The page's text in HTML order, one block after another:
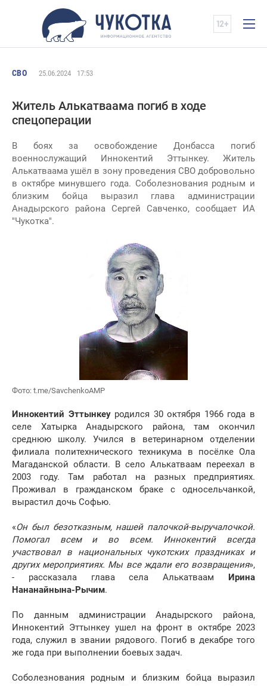
СВО 25.06.2024 17:53
Житель Алькатваама погиб в ходе
спецоперации
В боях за освобождение Донбасса погиб
военнослужащий Иннокентий Эттынкеу. Житель
Алькатваама ушёл в зону проведения СВО добровольно
в октябре минувшего года. Соболезнования родным и
близким бойца выразил глава администрации
Анадырского района Сергей Савченко, сообщает ИА
"Чукотка".
Фото: t.me/SavchenkoAMP
Иннокентий Эттынкеу родился 30 октября 1966 года в
селе Хатырка Анадырского района, там окончил
среднюю школу. Учился в ветеринарном отделении
филиала политехнического техникума в посёлке Ола
Магаданской области. В село Алькатваам переехал в
2003 году. Там работал на разных предприятиях.
Проживал в гражданском браке с односельчанкой,
вырастил дочь Софью.
«Он был безотказным, нашей палочкой-выручалочкой.
Помогал всем и во всем. Иннокентий всегда
участвовал в национальных чукотских праздниках и
других мероприятиях. Мы все ждали его возвращения»,
- рассказала глава села Алькатваам
Ирина
Нананайнына-Рычим.
По данным администрации Анадырского района,
Иннокентий Эттынкеу ушел на фронт в октябре 2023
года, служил в звании рядового. Погиб в декабре того
же года при выполнении боевых задач.
Соболезнования родным и близким бойца выразил